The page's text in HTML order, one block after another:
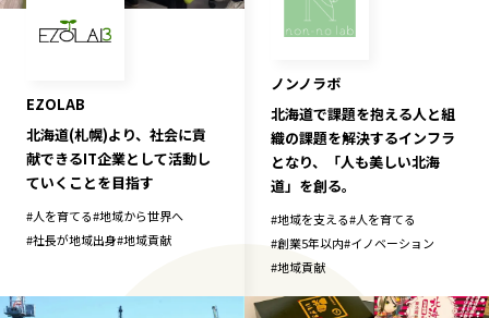
EZOLAB
北海道(札幌)より、社会に貢
献できるIT企業として活動し
ていくことを目指す
#人を育てる#地域から世界へ
#社長が地域出身#地域貢献
ノンノラボ
北海道で課題を抱える人と組
織の課題を解決するインフラ
となり、「人も美しい北海
道」を創る。
#地域を支える#人を育てる
#創業5年以内#イノベーション
#地域貢献